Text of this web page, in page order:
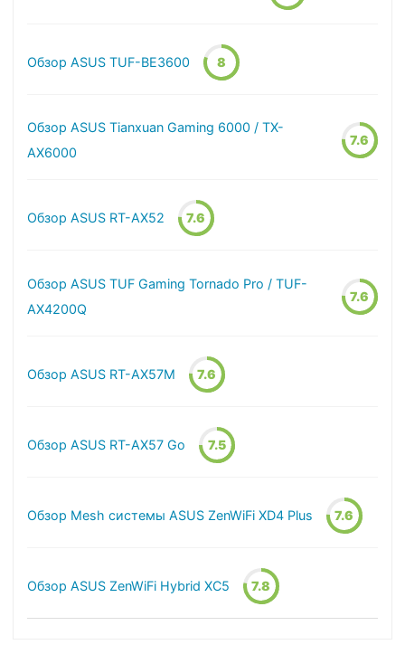
Обзор ASUS TUF-BE3600 8
Обзор ASUS Tianxuan Gaming 6000 / TX-
AX6000
7.6
Обзор ASUS RT-AX52 7.6
Обзор ASUS TUF Gaming Tornado Pro / TUF-
AX4200Q
7.6
Обзор ASUS RT-AX57M 7.6
Обзор ASUS RT-AX57 Go 7.5
Обзор Mesh системы ASUS ZenWiFi XD4 Plus 7.6
Обзор ASUS ZenWiFi Hybrid XC5 7.8